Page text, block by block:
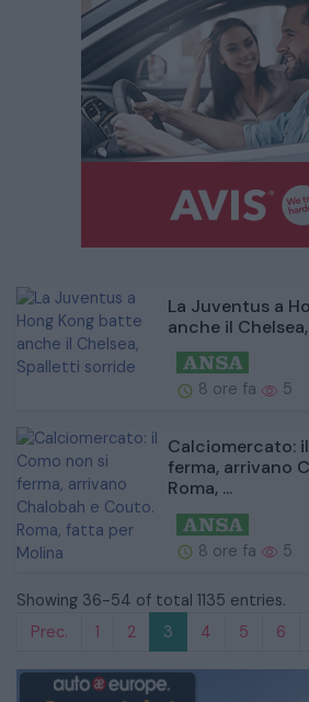
La Juventus a
anche il
8 ore fa 5
Calciomercato:
ferma, arrivano
Roma, ...
8 ore fa 5
Showing 36-54 of total 1135 entries.
Prec.
1 2 3 4 5 6